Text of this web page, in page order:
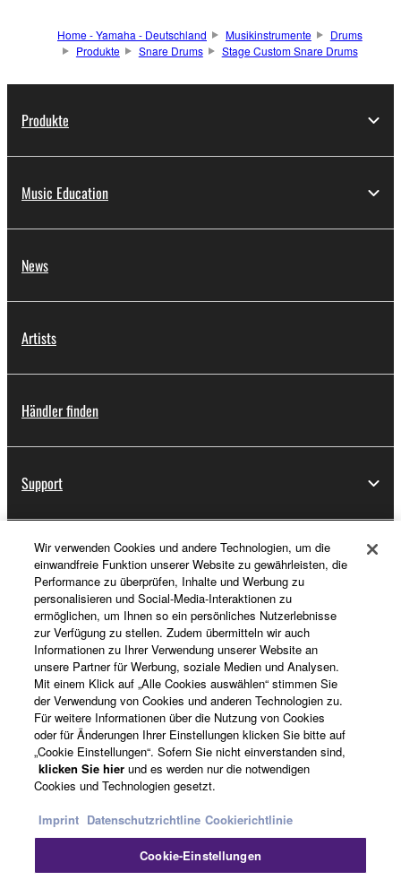
Home - Yamaha - Deutschland Musikinstrumente
Drums
Produkte
Snare Drums Stage Custom Snare Drums
Produkte
Music Education
News
Artists
Händler finden
Support
Registrierung von „Yamaha Music ID“
Über Yamaha
Deutschland - German
Business
Wir verwenden Cookies und andere Technologien, um die
einwandfreie Funktion unserer Website zu gewährleisten, die
Performance zu überprüfen, Inhalte und Werbung zu
personalisieren und Social-Media-Interaktionen zu
ermöglichen, um Ihnen so ein persönliches Nutzerlebnisse
zur Verfügung zu stellen. Zudem übermitteln wir auch
Informationen zu Ihrer Verwendung unserer Website an
unsere Partner für Werbung, soziale Medien und Analysen.
Mit einem Klick auf „Alle Cookies auswählen“ stimmen Sie
der Verwendung von Cookies und anderen Technologien zu.
Für weitere Informationen über die Nutzung von Cookies
oder für Änderungen Ihrer Einstellungen klicken Sie bitte auf
„Cookie Einstellungen“. Sofern Sie nicht einverstanden sind,
klicken Sie hier und es werden nur die notwendigen
Cookies und Technologien gesetzt.
Imprint Datenschutzrichtline Cookierichtlinie
Cookie-Einstellungen